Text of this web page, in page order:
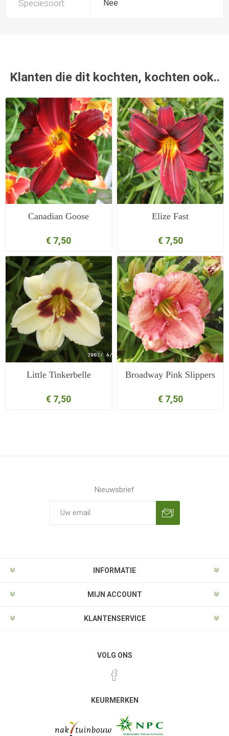
Speciesoort Nee
Klanten die dit kochten, kochten ook..
Canadian Goose
€ 7,50
Elize Fast
€ 7,50
Little Tinkerbelle
€ 7,50
Broadway Pink Slippers
€ 7,50
Nieuwsbrief
INFORMATIE
MIJN ACCOUNT
KLANTENSERVICE
VOLG ONS
KEURMERKEN